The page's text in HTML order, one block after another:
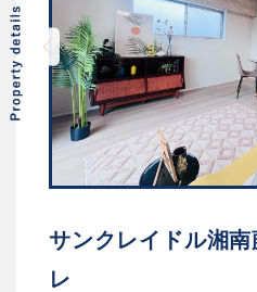
サンクレイドル湘
レ